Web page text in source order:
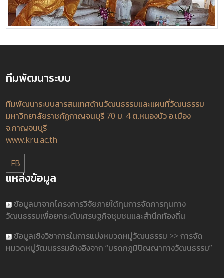
ทีมพัฒนาระบบ
ทีมพัฒนาระบบสารสนเทศด้านวัฒนธรรมและแผนที่วัฒนธรรม
มหาวิทยาลัยราชภัฏกาญจนบุรี 70 ม. 4 ต.หนองบัว อ.เมือง
จ.กาญจนบุรี
www.kru.ac.th
FB
แหล่งข้อมูล
ข้อมูลมาจากโครงการวิจัยภายใต้ทุนการจัดการทุนทาง
วัฒนธรรมเพื่อยกระดับเศรษฐกิจชุมชนและสำนึกท้องถิ่น
ข้อมูลเชิงวิชาการในการแบ่งหมวดหมู่วัฒนธรรม >> การจัด
หมวดหมู่วัฒนธรรมอ้างอิงจาก “มรดกภูมิปัญญาทางวัฒนธรรม”